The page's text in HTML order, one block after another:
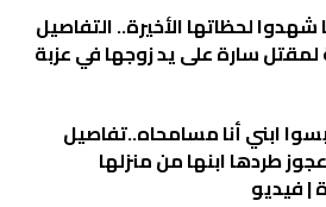
شهدوا لحظاتها الأخيرة.. التفاصيل
لمقتل سارة على يد زوجها في عزبة
ابني أنا مسامحاه..تفاصيل
طردها ابنها من منزلها
| فيديو